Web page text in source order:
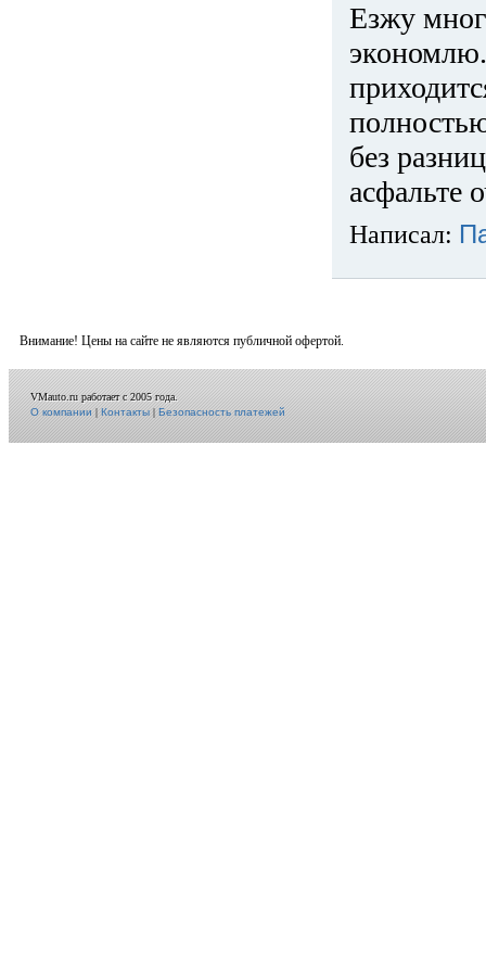
Езжу
без
асфальте
Написал:
Внимание! Цены на сайте не являются публичной офертой.
VMauto.ru работает с 2005 года.
О компании|Контакты|Безопасность платежей